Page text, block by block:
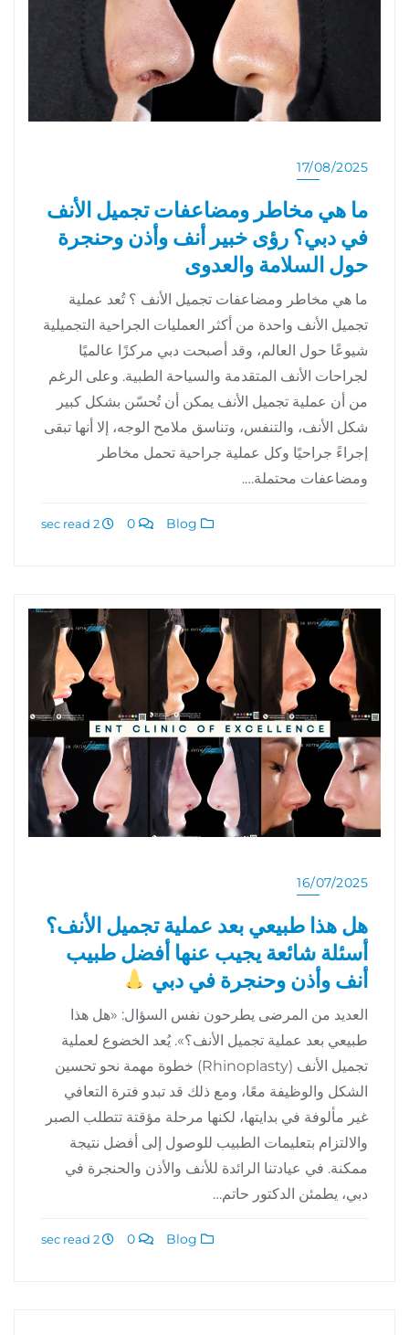
17/08/2025
ما هي مخاطر ومضاعفات تجميل الأنف
في دبي؟ رؤى خبير أنف وأذن وحنجرة
حول السلامة والعدوى
ما هي مخاطر ومضاعفات تجميل الأنف ؟ تُعد عملية
تجميل الأنف واحدة من أكثر العمليات الجراحية التجميلية
شيوعًا حول العالم، وقد أصبحت دبي مركزًا عالميًا
لجراحات الأنف المتقدمة والسياحة الطبية. وعلى الرغم
من أن عملية تجميل الأنف يمكن أن تُحسّن بشكل كبير
شكل الأنف، والتنفس، وتناسق ملامح الوجه، إلا أنها تبقى
إجراءً جراحيًا وكل عملية جراحية تحمل مخاطر
ومضاعفات محتملة….
16/07/2025
هل هذا طبيعي بعد عملية تجميل الأنف؟
أسئلة شائعة يجيب عنها أفضل طبيب
أنف وأذن وحنجرة في دبي
العديد من المرضى يطرحون نفس السؤال: «هل هذا
طبيعي بعد عملية تجميل الأنف؟». يُعد الخضوع لعملية
تجميل الأنف (Rhinoplasty) خطوة مهمة نحو تحسين
الشكل والوظيفة معًا، ومع ذلك قد تبدو فترة التعافي
غير مألوفة في بدايتها، لكنها مرحلة مؤقتة تتطلب الصبر
والالتزام بتعليمات الطبيب للوصول إلى أفضل نتيجة
ممكنة. في عيادتنا الرائدة للأنف والأذن والحنجرة في
دبي، يطمئن الدكتور حاتم…